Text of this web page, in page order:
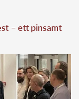
– ett pinsamt